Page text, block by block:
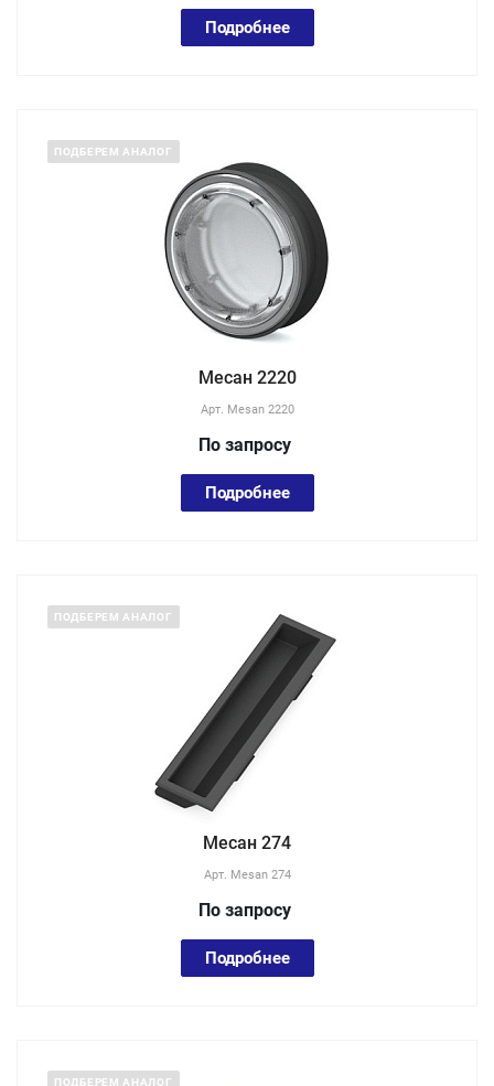
Подробнее
ПОДБЕРЕМ АНАЛОГ
Месан 2220
Арт. Mesan 2220
По запросу
Подробнее
ПОДБЕРЕМ АНАЛОГ
Месан 274
Арт. Mesan 274
По запросу
Подробнее
ПОДБЕРЕМ АНАЛОГ